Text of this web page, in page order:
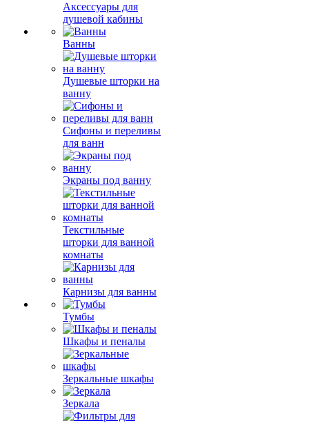
Аксессуары для
душевой кабины
Ванны
Душевые шторки на
ванну
Сифоны и переливы
для ванн
Экраны под ванну
Текстильные
шторки для ванной
комнаты
Карнизы для ванны
Тумбы
Шкафы и пеналы
Зеркальные шкафы
Зеркала